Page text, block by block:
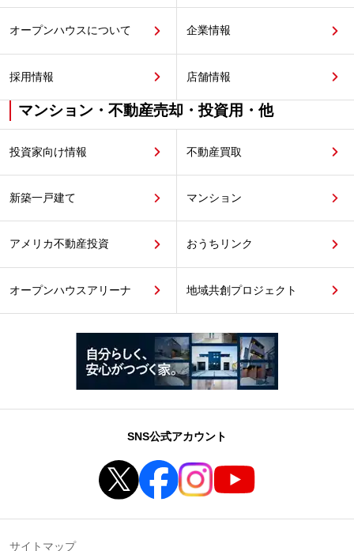
オープンハウスについて 企業情報
採用情報 店舗情報
マンション・不動産売却・投資用・他
投資家向け情報 不動産買取
新築一戸建て マンション
アメリカ不動産投資 おうちリンク
オープンハウスアリーナ 地域共創プロジェクト
SNS公式アカウント
サイトマップ